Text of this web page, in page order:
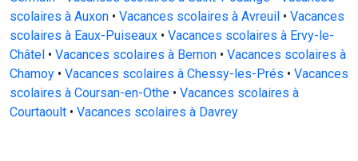
scolaires à Auxon • Vacances scolaires à Avreuil • Vacances
scolaires à Eaux-Puiseaux • Vacances scolaires à Ervy-le-
Châtel • Vacances scolaires à Bernon • Vacances scolaires à
Chamoy • Vacances scolaires à Chessy-les-Prés • Vacances
scolaires à Coursan-en-Othe • Vacances scolaires à
Courtaoult • Vacances scolaires à Davrey